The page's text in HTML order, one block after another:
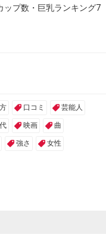
ップ数・巨乳ランキング7
口コミ 芸能人
映画 曲
強さ 女性